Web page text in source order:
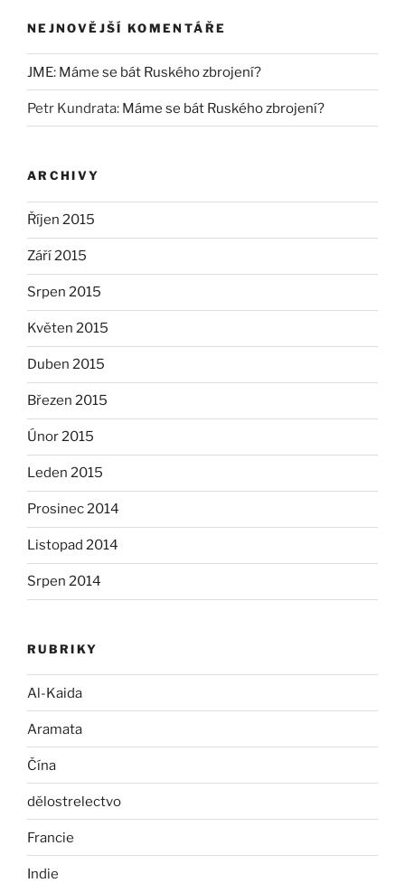
NEJNOVĚJŠÍ KOMENTÁŘE
JME: Máme se bát Ruského zbrojení?
Petr Kundrata: Máme se bát Ruského zbrojení?
ARCHIVY
Říjen 2015
Září 2015
Srpen 2015
Květen 2015
Duben 2015
Březen 2015
Únor 2015
Leden 2015
Prosinec 2014
Listopad 2014
Srpen 2014
RUBRIKY
Al-Kaida
Aramata
Čína
dělostrelectvo
Francie
Indie